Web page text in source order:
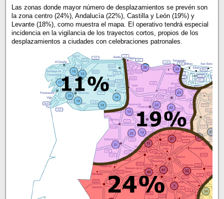
Las zonas donde mayor número de desplazamientos se prevén son
la zona centro (24%), Andalucía (22%), Castilla y León (19%) y
Levante (18%), como muestra el mapa. El operativo tendrá especial
incidencia en la vigilancia de los trayectos cortos, propios de los
desplazamientos a ciudades con celebraciones patronales.